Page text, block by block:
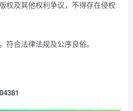
权及其他权利争议，不得存在侵权
符合法律法规及公序良俗。